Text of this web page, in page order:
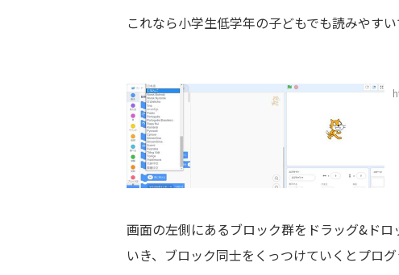
これなら小学生低学年の子どもでも読みやすい
画面の左側にあるブロック群をドラッグ&ド
いき、ブロック同士をくっつけていくとプロ